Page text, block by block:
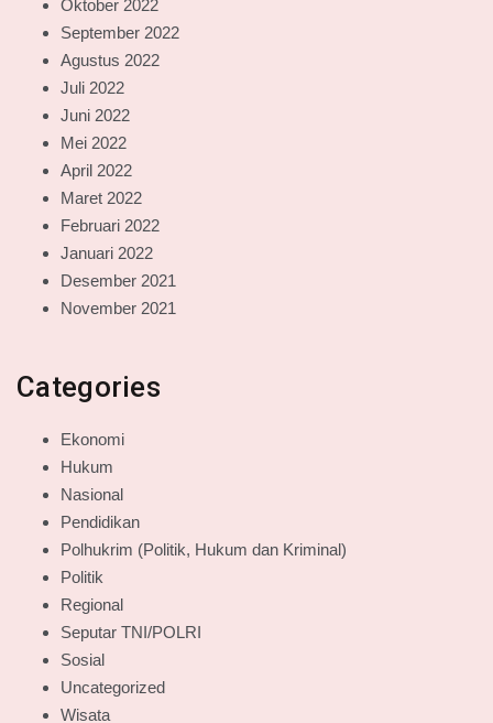
Oktober 2022
September 2022
Agustus 2022
Juli 2022
Juni 2022
Mei 2022
April 2022
Maret 2022
Februari 2022
Januari 2022
Desember 2021
November 2021
Categories
Ekonomi
Hukum
Nasional
Pendidikan
Polhukrim (Politik, Hukum dan Kriminal)
Politik
Regional
Seputar TNI/POLRI
Sosial
Uncategorized
Wisata